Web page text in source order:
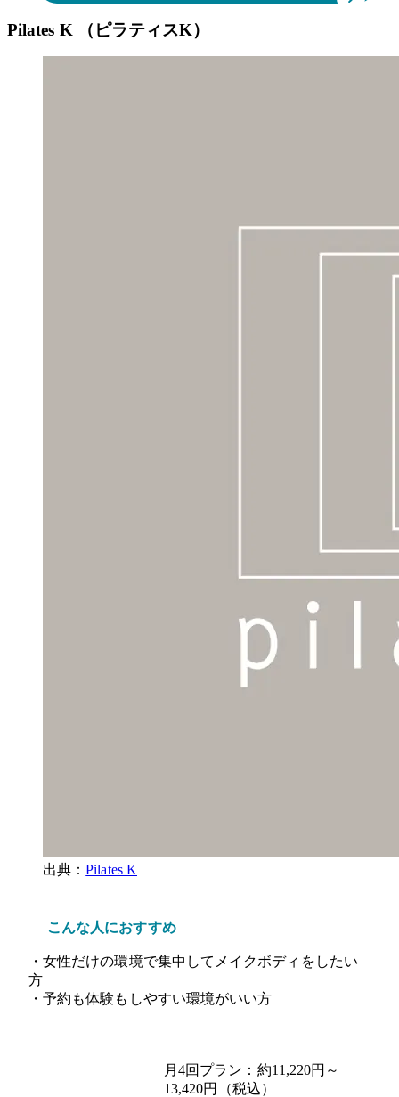
Pilates K （ピラティスK）
出典：Pilates K
こんな人におすすめ
・女性だけの環境で集中してメイクボディをしたい
方
・予約も体験もしやすい環境がいい方
月4回プラン：約11,220円～
13,420円（税込）